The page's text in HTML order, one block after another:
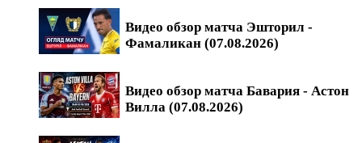
Видео обзор матча Эшторил -
Фамаликан (07.08.2026)
Видео обзор матча Бавария - Астон
Вилла (07.08.2026)